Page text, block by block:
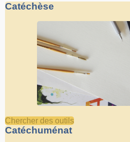
Catéchèse
Chercher des outils
Catéchuménat